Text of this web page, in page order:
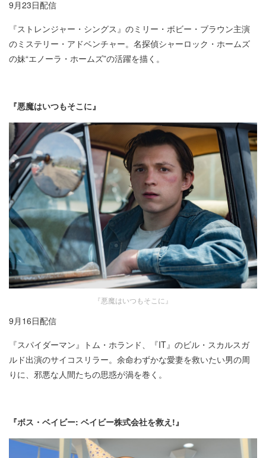
9月23日配信​
『ストレンジャー・シングス』のミリー・ボビー・ブラウン主演
のミステリー・アドベンチャー。名探偵シャーロック・ホームズ
の妹“エノーラ・ホームズ”の活躍を描く。
『悪魔はいつもそこに』
『悪魔はいつもそこに』
9月16日配信​
『スパイダーマン』トム・ホランド、『IT』のビル・スカルスガ
ルド出演のサイコスリラー。余命わずかな愛妻を救いたい男の周
りに、邪悪な人間たちの思惑が渦を巻く。
『ボス・ベイビー: ベイビー株式会社を救え!』